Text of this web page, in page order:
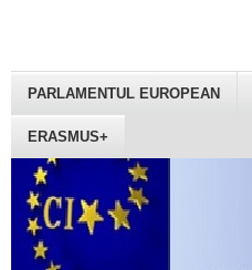
PARLAMENTUL EUROPEAN
ERASMUS+